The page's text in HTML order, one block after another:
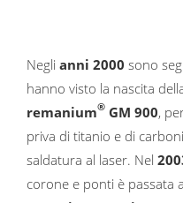
Negli anni 2000 sono
hanno visto la nascita
remanium® GM 900,
priva di titanio e di
saldatura al laser. Nel
corone e ponti è passata